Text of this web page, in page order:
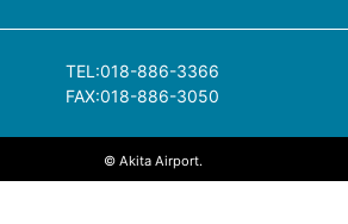
TEL:018-886-3366
FAX:018-886-3050
© Akita Airport.